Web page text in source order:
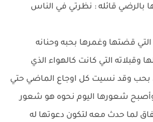
بالرضي قائله : نظرتي في الناس
التي قضتها وغمرها بحبه وحنانه
وقبلاته التي كانت كالهواء الذي
وقد نسيت كل اوجاع الماضي حتي
شعورها اليوم نحوه هو شعور
لما حدث معه لتكون دعوتها له